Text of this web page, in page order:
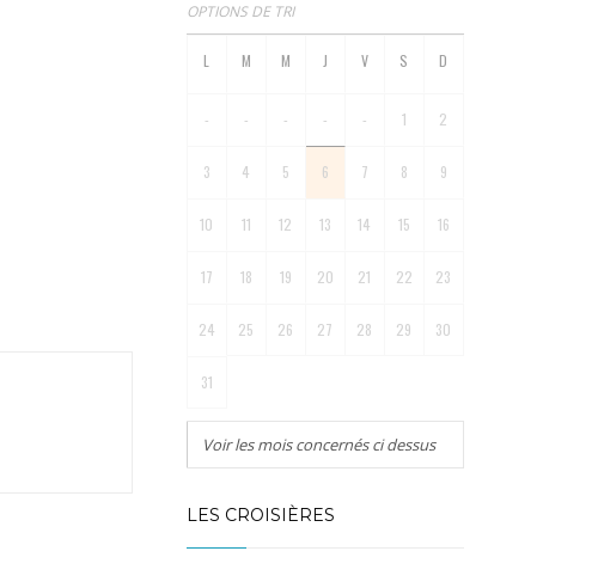
OPTIONS DE TRI
- - - - - 1 2
3 4 5 6 7 8 9
10 11 12 13 14 15 16
17 18 19 20 21 22 23
24 25 26 27 28 29 30
31
Voir les mois concernés ci dessus
LES CROISIÈRES